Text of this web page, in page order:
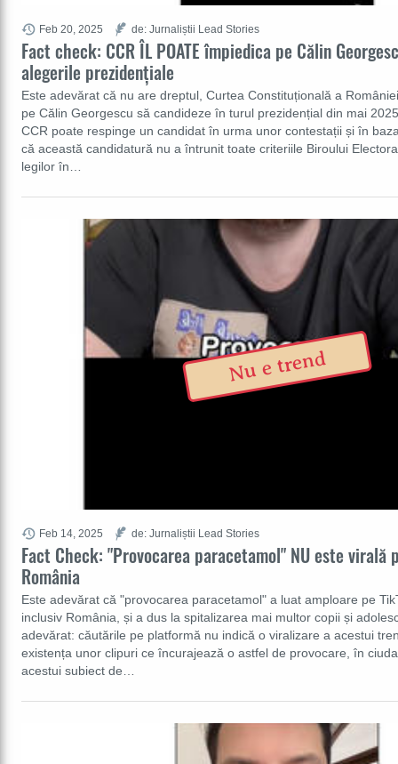
Fact check: CCR ÎL POATE împiedica pe Călin
alegerile prezidențiale
Este adevărat că nu are dreptul, Curtea Constituțională a
pe Călin Georgescu să candideze în turul prezidențial din mai
CCR poate respinge un candidat în urma unor contestații și în
că această candidatură nu a întrunit toate criteriile Biroului
legilor în…
Feb 20, 2025 de: Jurnaliștii Lead Stories
Fact Check: "Provocarea paracetamol" NU este virală
România
Este adevărat că "provocarea paracetamol" a luat amploare pe
inclusiv România, și a dus la spitalizarea mai multor copii și
adevărat: căutările pe platformă nu indică o viralizare a acestui
existența unor clipuri ce încurajează o astfel de provocare, în
acestui subiect de…
Feb 14, 2025 de: Jurnaliștii Lead Stories
Nu e trend